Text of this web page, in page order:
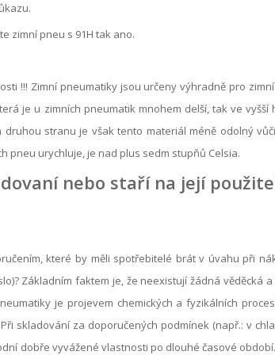
zimní pneu s 91H tak ano.
!!! Zimní pneumatiky jsou určeny výhradně pro
je u zimních pneumatik mnohem delší, tak ve
stranu je však tento materiál méně odolný
pneu urychluje, je nad plus sedm stupňů Celsia.
nebo staří na její
které by měli spotřebitelé brát v úvahu při
Základním faktem je, že neexistují žádná věděcká
je projevem chemických a fyzikálních
skladování za doporučených podmínek (např.: v
dobře vyvážené vlastnosti po dlouhé časové období.